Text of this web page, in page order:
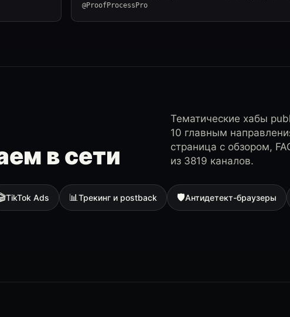
@ProofProcessPro
в сети
Тематические хабы
10 главным
страница с обзором,
из 3819 каналов.
TikTok Ads 📊Трекинг и postback 🛡Антидетект-браузеры